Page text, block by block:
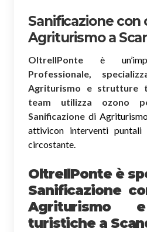
Sanificazione con
Agriturismo a
OltreIlPonte è
Professionale,
Agriturismo e strutture
team utilizza ozono
Sanificazione di
attivicon interventi
circostante.
OltreIlPonte è
Sanificazione
Agriturismo
turistiche a